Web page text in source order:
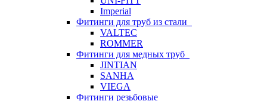
Imperial
Фитинги для труб из стали
VALTEC
ROMMER
Фитинги для медных труб
JINTIAN
SANHA
VIEGA
Фитинги резьбовые